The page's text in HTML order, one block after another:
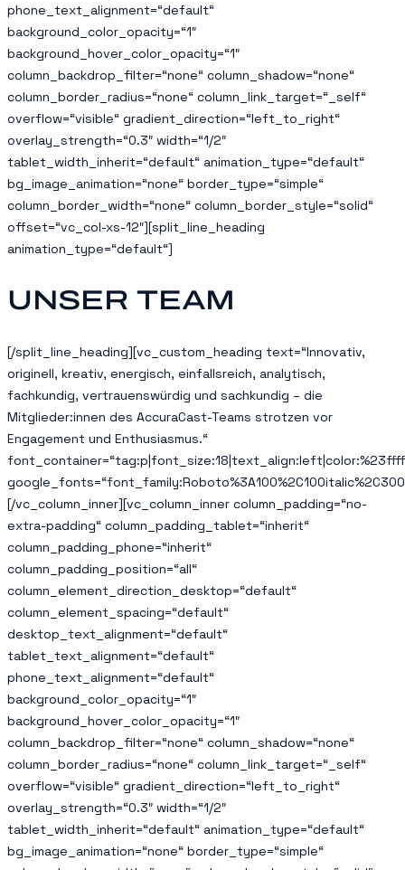
phone_text_alignment=“default“
background_color_opacity=“1″
background_hover_color_opacity=“1″
column_backdrop_filter=“none“ column_shadow=“none“
column_border_radius=“none“ column_link_target=“_self“
overflow=“visible“ gradient_direction=“left_to_right“
overlay_strength=“0.3″ width=“1/2″
tablet_width_inherit=“default“ animation_type=“default“
bg_image_animation=“none“ border_type=“simple“
column_border_width=“none“ column_border_style=“solid“
offset=“vc_col-xs-12″][split_line_heading
animation_type=“default“]
UNSER TEAM
[/split_line_heading][vc_custom_heading text=“Innovativ,
originell, kreativ, energisch, einfallsreich, analytisch,
fachkundig, vertrauenswürdig und sachkundig – die
Mitglieder:innen des AccuraCast-Teams strotzen vor
Engagement und Enthusiasmus.“
[/vc_column_inner][vc_column_inner column_padding=“no-
extra-padding“ column_padding_tablet=“inherit“
column_padding_phone=“inherit“
column_padding_position=“all“
column_element_direction_desktop=“default“
column_element_spacing=“default“
desktop_text_alignment=“default“
tablet_text_alignment=“default“
phone_text_alignment=“default“
background_color_opacity=“1″
background_hover_color_opacity=“1″
column_backdrop_filter=“none“ column_shadow=“none“
column_border_radius=“none“ column_link_target=“_self“
overflow=“visible“ gradient_direction=“left_to_right“
overlay_strength=“0.3″ width=“1/2″
tablet_width_inherit=“default“ animation_type=“default“
bg_image_animation=“none“ border_type=“simple“